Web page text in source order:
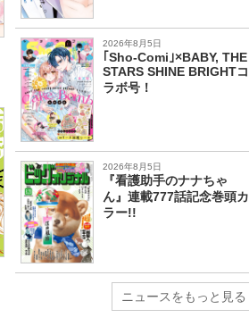
2026年8月5日
｢Sho-Comi｣×BABY, THE
STARS SHINE BRIGHTコ
ラボ号！
2026年8月5日
『看護助手のナナちゃ
ん』連載777話記念巻頭カ
ラー!!
ニュースをもっと見る